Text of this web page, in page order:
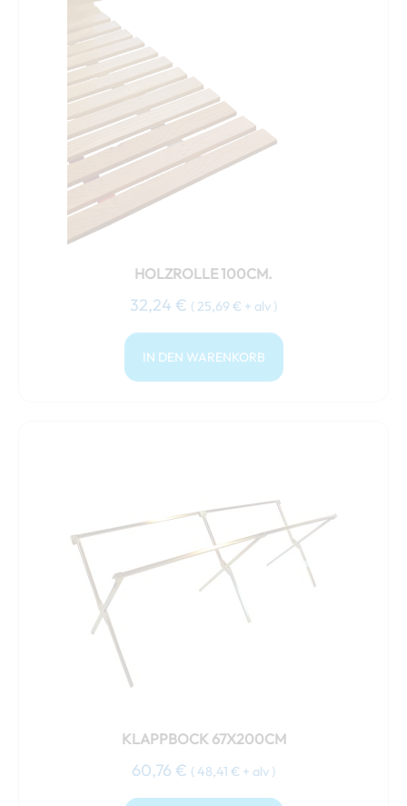
HOLZROLLE 100CM.
32,24 € (25,69 € + alv )
IN DEN WARENKORB
KLAPPBOCK 67X200CM
60,76 € (48,41 € + alv )